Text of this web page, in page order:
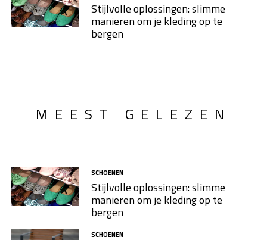
Stijlvolle oplossingen: slimme
manieren om je kleding op te
bergen
MEEST GELEZEN
SCHOENEN
Stijlvolle oplossingen: slimme
manieren om je kleding op te
bergen
SCHOENEN